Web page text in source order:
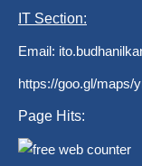
IT Section:
Email:
https://goo.gl/maps/
Page Hits: